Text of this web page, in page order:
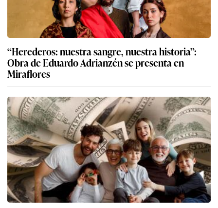
“Herederos: nuestra sangre, nuestra historia”:
Obra de Eduardo Adrianzén se presenta en
Miraflores